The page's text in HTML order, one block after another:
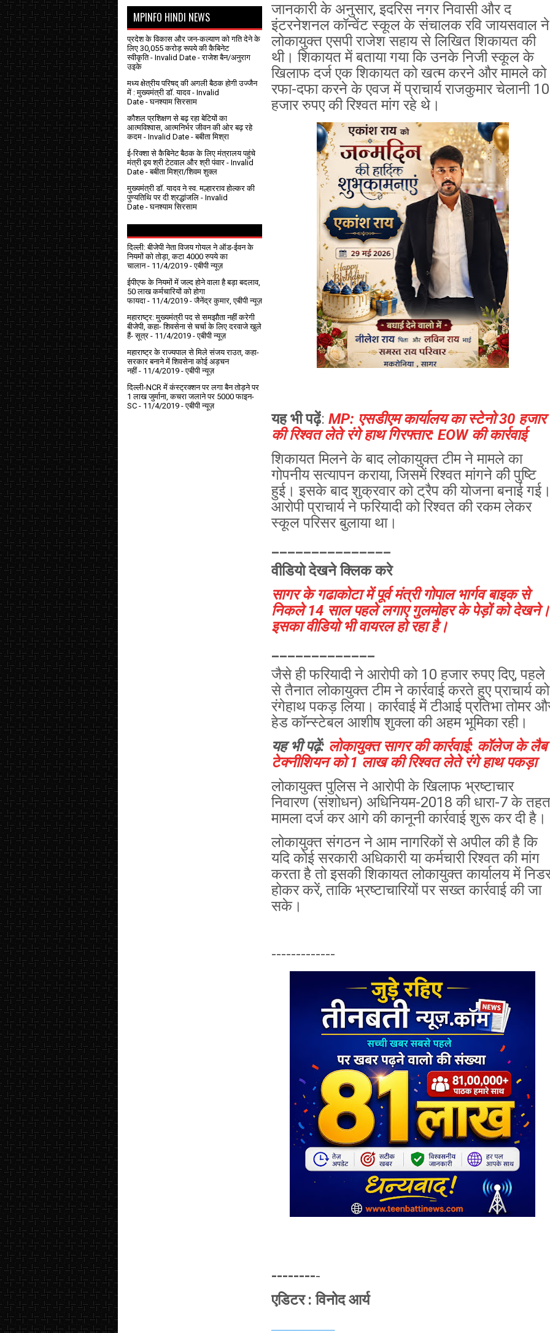
जानकारी के अनुसार, इदरिस नगर निवासी और द
इंटरनेशनल कॉन्वेंट स्कूल के संचालक रवि जायसवाल ने
लोकायुक्त एसपी राजेश सहाय से लिखित शिकायत की
थी। शिकायत में बताया गया कि उनके निजी स्कूल के
खिलाफ दर्ज एक शिकायत को खत्म करने और मामले को
रफा-दफा करने के एवज में प्राचार्य राजकुमार चेलानी 10
हजार रुपए की रिश्वत मांग रहे थे।
यह भी पढ़ें: MP: एसडीएम कार्यालय का स्टेनो 30 हजार
की रिश्वत लेते रंगे हाथ गिरफ्तार: EOW की कार्रवाई
शिकायत मिलने के बाद लोकायुक्त टीम ने मामले का
गोपनीय सत्यापन कराया, जिसमें रिश्वत मांगने की पुष्टि
हुई। इसके बाद शुक्रवार को ट्रैप की योजना बनाई
आरोपी प्राचार्य ने फरियादी को रिश्वत की रकम लेकर
स्कूल परिसर बुलाया था।
वीडियो देखने क्लिक करे
सागर के गढाकोटा में पूर्व मंत्री गोपाल भार्गव बाइक से
निकले 14 साल पहले लगाए गुलमोहर के पेड़ों को देखने।
इसका वीडियो भी वायरल हो रहा है।
जैसे ही फरियादी ने आरोपी को 10 हजार रुपए दिए, पहले
से तैनात लोकायुक्त टीम ने कार्रवाई करते हुए प्राचार्य को
रंगेहाथ पकड़ लिया। कार्रवाई में टीआई प्रतिभा तोमर
हेड कॉन्स्टेबल आशीष शुक्ला की अहम भूमिका रही।
यह भी पढ़ें: लोकायुक्त सागर की कार्रवाई: कॉलेज के लैब
टेक्नीशियन को 1 लाख की रिश्वत लेते रंगे हाथ पकड़ा
लोकायुक्त पुलिस ने आरोपी के खिलाफ भ्रष्टाचार
निवारण (संशोधन) अधिनियम-2018 की धारा-7 के तहत
मामला दर्ज कर आगे की कानूनी कार्रवाई शुरू कर दी है।
लोकायुक्त संगठन ने आम नागरिकों से अपील की है कि
यदि कोई सरकारी अधिकारी या कर्मचारी रिश्वत की मांग
करता है तो इसकी शिकायत लोकायुक्त कार्यालय में
होकर करें, ताकि भ्रष्टाचारियों पर सख्त कार्रवाई की जा
सके।
-------------
---------
एडिटर : विनोद आर्य
MPINFO HINDI NEWS
प्रदेश के विकास और जन-कल्याण को गति देने के
लिए 30,055 करोड़ रूपये की कैबिनेट
स्वीकृति- Invalid Date - राजेश बैन/अनुराग
उइके
मध्य क्षेत्रीय परिषद् की अगली बैठक होगी उज्जैन
में : मुख्यमंत्री डॉ. यादव- Invalid
Date - घनश्याम सिरसाम
कौशल प्रशिक्षण से बढ़ रहा बेटियों का
आत्मविश्वास, आत्मनिर्भर जीवन की ओर बढ़ रहे
कदम - Invalid Date - बबीता मिश्रा
ई-रिक्शा से कैबिनेट बैठक के लिए मंत्रालय पहुंचे
मंत्री द्वय श्री टेटवाल और श्री पंवार - Invalid
Date - बबीता मिश्रा/शिवम शुक्ल
मुख्यमंत्री डॉ. यादव ने स्व. मल्हारराव होल्कर की
पुण्यतिथि पर दी श्रद्धांजलि - Invalid
Date - घनश्याम सिरसाम
दिल्ली: बीजेपी नेता विजय गोयल ने ऑड-ईवन के
नियमों को तोड़ा, कटा 4000 रुपये का
चालान- 11/4/2019 - एबीपी न्यूज़
ईपीएफ के नियमों में जल्द होने वाला है बड़ा बदलाव,
50 लाख कर्मचारियों को होगा
फायदा - 11/4/2019 - जैनेंद्र कुमार, एबीपी न्यूज़
महाराष्ट्र: मुख्यमंत्री पद से समझौता नहीं करेगी
बीजेपी, कहा- शिवसेना से चर्चा के लिए दरवाजे खुले
हैं- सूत्र - 11/4/2019 - एबीपी न्यूज़
महाराष्ट्र के राज्यपाल से मिले संजय राउत, कहा-
सरकार बनाने में शिवसेना कोई अड़चन
नहीं- 11/4/2019 - एबीपी न्यूज़
दिल्ली-NCR में कंस्ट्रक्शन पर लगा बैन तोड़ने पर
1 लाख जुर्माना, कचरा जलाने पर ₹5000 फाइन-
SC - 11/4/2019 - एबीपी न्यूज़